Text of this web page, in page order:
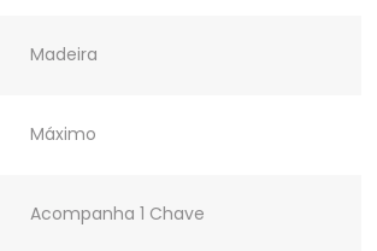
Madeira
Máximo
Acompanha 1 Chave